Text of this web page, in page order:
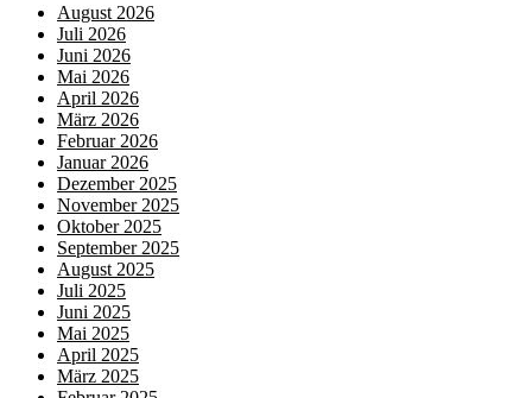
August 2026
Juli 2026
Juni 2026
Mai 2026
April 2026
März 2026
Februar 2026
Januar 2026
Dezember 2025
November 2025
Oktober 2025
September 2025
August 2025
Juli 2025
Juni 2025
Mai 2025
April 2025
März 2025